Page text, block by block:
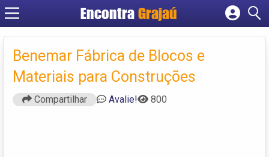
Encontra Grajaú
Cadastrar empresa
Criar conta
Benemar Fábrica de Blocos e
Materiais para Construções
Compartilhar Avalie! 800